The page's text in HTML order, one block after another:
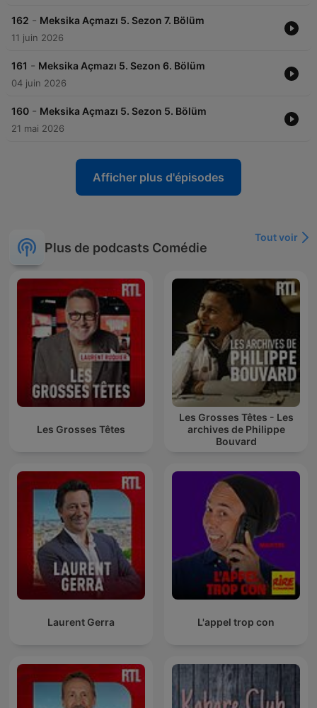
162 - Meksika Açmazı 5. Sezon 7. Bölüm
11 juin 2026
161 - Meksika Açmazı 5. Sezon 6. Bölüm
04 juin 2026
160 - Meksika Açmazı 5. Sezon 5. Bölüm
21 mai 2026
Afficher plus d'épisodes
Plus de podcasts Comédie
Tout voir
Les Grosses Têtes
Les Grosses Têtes - Les
archives de Philippe
Bouvard
Laurent Gerra L'appel trop con